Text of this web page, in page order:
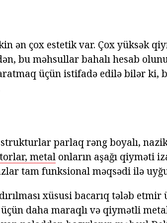
ən çox estetik var. Çox yüksək
bu məhsullar bahalı hesab
üçün istifadə edilə bilər ki,
parlaq rəng boyalı,
metal onların aşağı qiyməti
tam funksional məqsədi ilə
xüsusi bacarıq tələb etmir
daha maraqlı və qiymətli